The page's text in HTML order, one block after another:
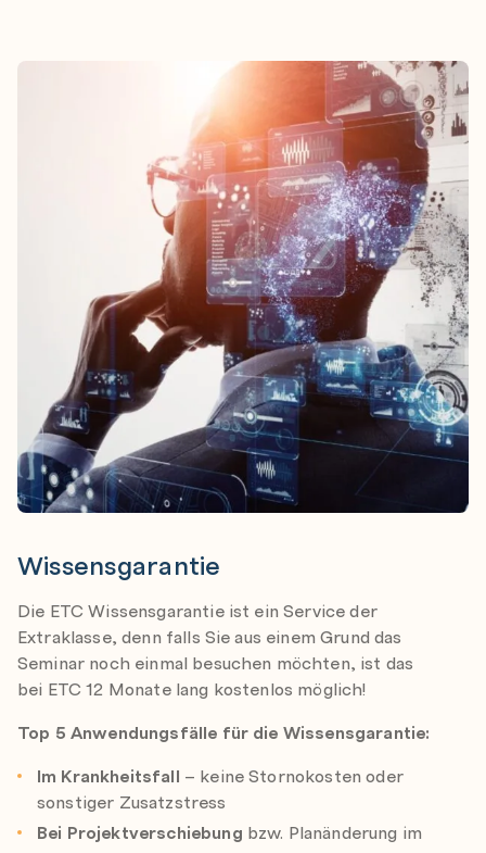
Wissensgarantie
Die ETC Wissensgarantie ist ein Service der
Extraklasse, denn falls Sie aus einem Grund das
Seminar noch einmal besuchen möchten, ist das
bei ETC 12 Monate lang kostenlos möglich!
Top 5 Anwendungsfälle für die Wissensgarantie:
Im Krankheitsfall – keine Stornokosten oder
sonstiger Zusatzstress
Bei Projektverschiebung bzw. Planänderung im